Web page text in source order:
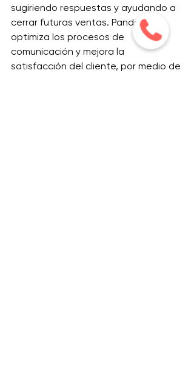
sugiriendo respuestas y ayudando a
cerrar futuras ventas. Pandora
optimiza los procesos de
comunicación y mejora la
satisfacción del cliente, por medio de